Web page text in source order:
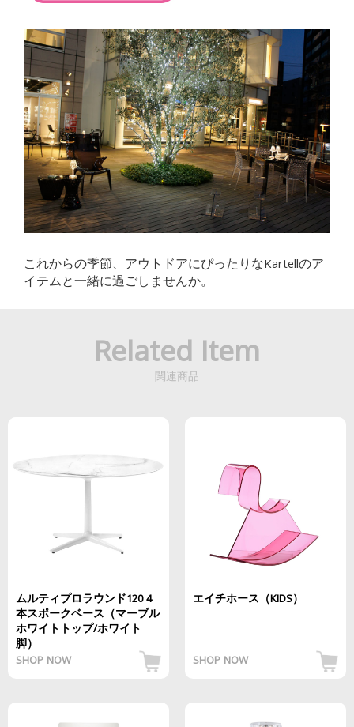
これからの季節、アウトドアにぴったりなKartellのア
イテムと一緒に過ごしませんか。
Related Item
関連商品
ムルティプロラウンド120 4
本スポークベース（マーブル
ホワイトトップ/ホワイト
脚）
SHOP NOW
エイチホース（KIDS）
SHOP NOW